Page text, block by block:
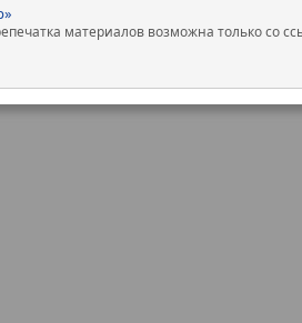
материалов возможна только со